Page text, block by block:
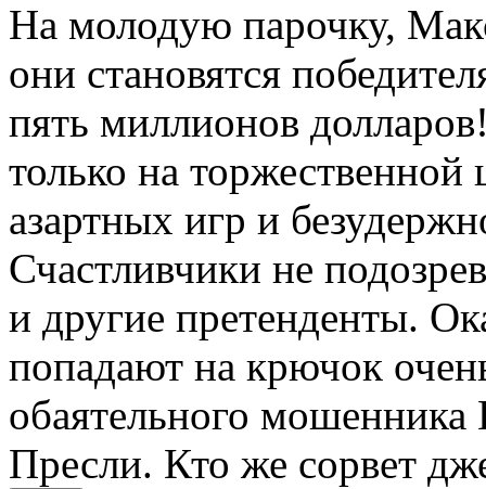
На молодую парочку,
они становятся
пять миллионов
только на
азартных игр и
Счастливчики не
и другие претенденты.
попадают на крючок
обаятельного мошенника
Пресли. Кто же сорвет